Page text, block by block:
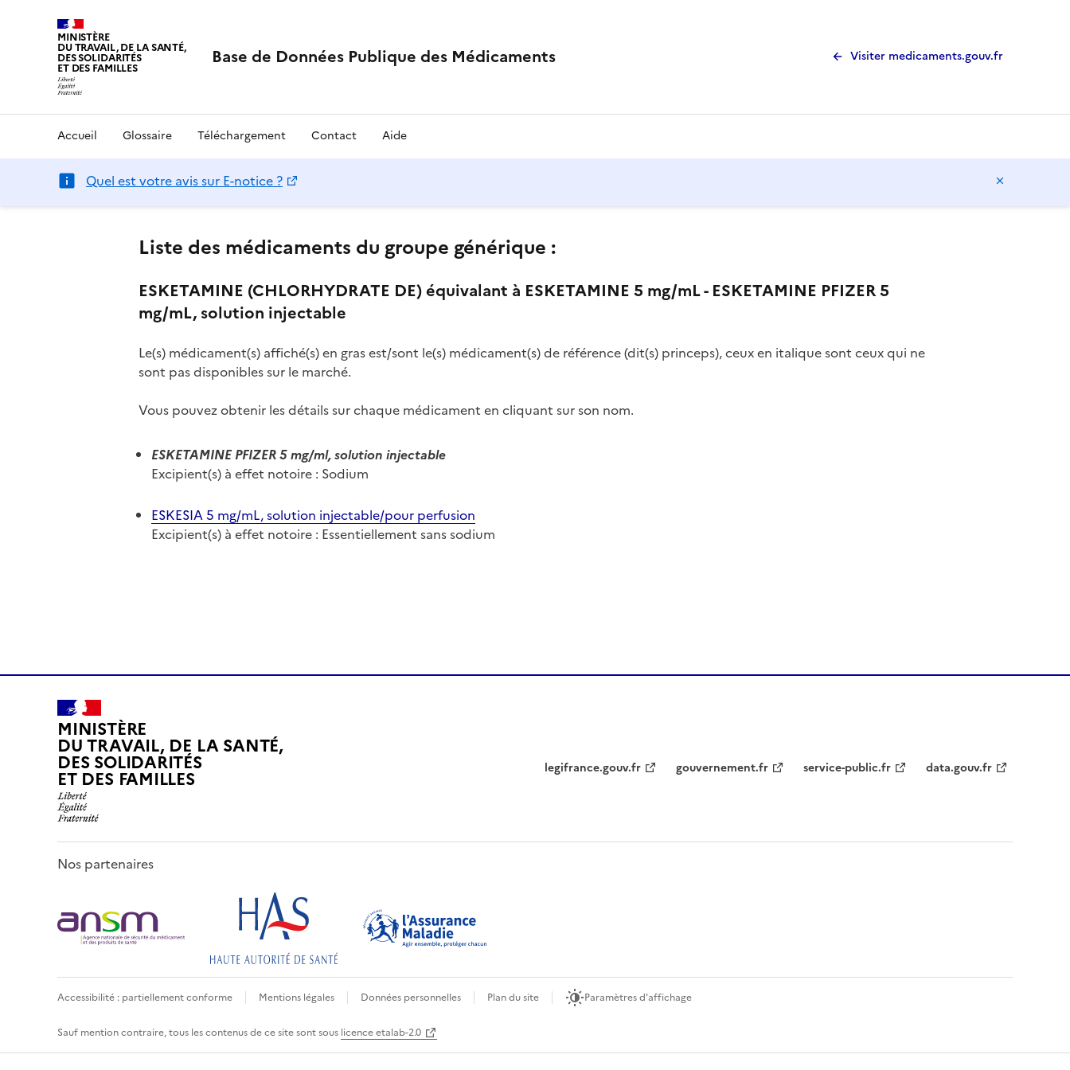
MINISTÈRE
DU TRAVAIL, DE LA SANTÉ,
DES SOLIDARITÉS
ET DES FAMILLES Base de Données Publique des Médicaments Visiter medicaments.gouv.fr
Accueil Glossaire Téléchargement Contact Aide
Quel est votre avis sur E-notice ?
Liste des médicaments du groupe générique :
ESKETAMINE (CHLORHYDRATE DE) équivalant à ESKETAMINE 5 mg/mL - ESKETAMINE PFIZER 5
mg/mL, solution injectable
Le(s) médicament(s) affiché(s) en gras est/sont le(s) médicament(s) de référence (dit(s) princeps), ceux en italique sont ceux qui ne
sont pas disponibles sur le marché.
Vous pouvez obtenir les détails sur chaque médicament en cliquant sur son nom.
ESKETAMINE PFIZER 5 mg/ml, solution injectable
Excipient(s) à effet notoire : Sodium
ESKESIA 5 mg/mL, solution injectable/pour perfusion
Excipient(s) à effet notoire : Essentiellement sans sodium
MINISTÈRE
DU TRAVAIL, DE LA SANTÉ,
DES SOLIDARITÉS
ET DES FAMILLES legifrance.gouv.fr gouvernement.fr service-public.fr data.gouv.fr
Nos partenaires
Accessibilité : partiellement conforme Mentions légales Données personnelles Plan du site Paramètres d'affichage
Sauf mention contraire, tous les contenus de ce site sont sous licence etalab-2.0